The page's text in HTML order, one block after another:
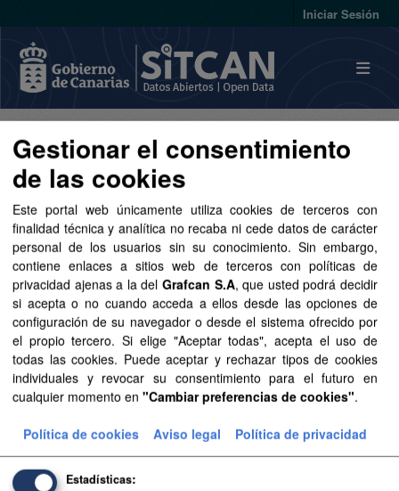
Iniciar Sesión
Conjuntos de datos
Ordenar por
1 conjunto de datos encontrado
Organizaciones:
Hacienda y Relaciones con la Unión Europea
Filtrar Resultados
Gestionar el consentimiento
de las cookies
Este portal web únicamente utiliza cookies de terceros con
finalidad técnica y analítica no recaba ni cede datos de carácter
personal de los usuarios sin su conocimiento. Sin embargo,
contiene enlaces a sitios web de terceros con políticas de
privacidad ajenas a la del Grafcan S.A, que usted podrá decidir
si acepta o no cuando acceda a ellos desde las opciones de
configuración de su navegador o desde el sistema ofrecido por
el propio tercero. Si elige "Aceptar todas", acepta el uso de
todas las cookies. Puede aceptar y rechazar tipos de cookies
individuales y revocar su consentimiento para el futuro en
cualquier momento en "Cambiar preferencias de cookies".
Política de cookies Aviso legal Política de privacidad
Estadísticas